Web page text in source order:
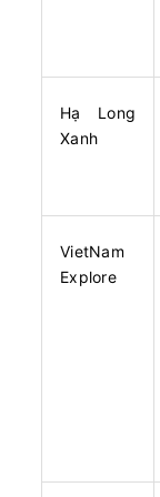
Giá vé:
10/08/
Biên
Phúc
Hà Lan
Hạ Long
Xanh
VietNam
Explore